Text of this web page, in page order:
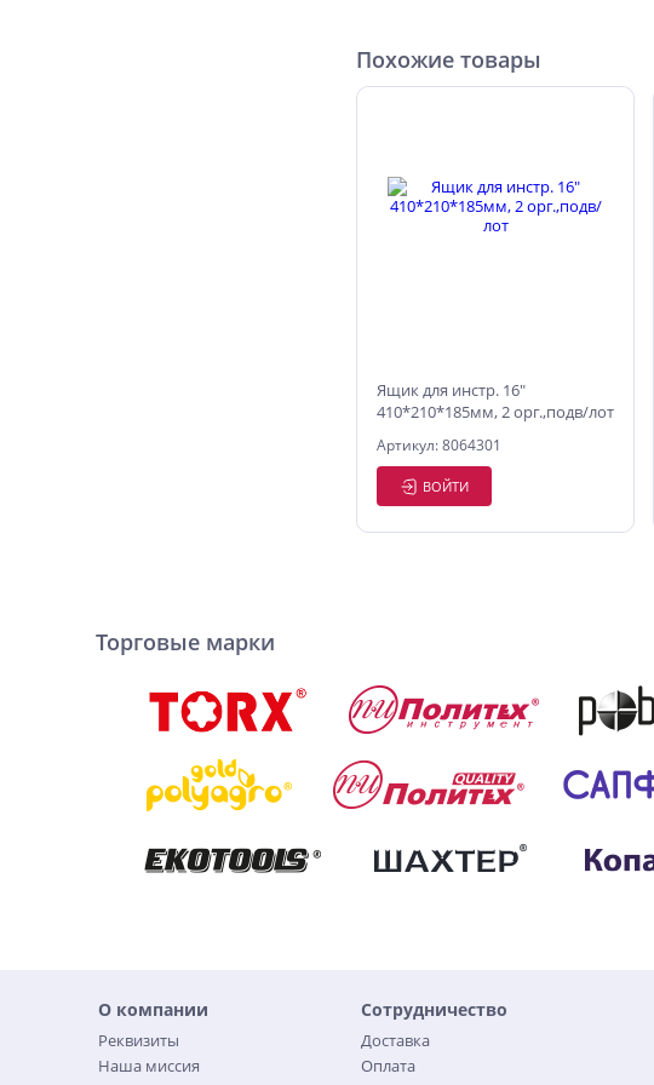
Похожие товары
Ящик для инстр. 16"
410*210*185мм, 2 орг.,подв/лот
Артикул: 8064301
ВОЙТИ
Торговые марки
О компании
Реквизиты
Наша миссия
Сотрудничество
Доставка
Оплата